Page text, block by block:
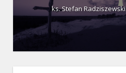
ks. Stefan Radziszewski